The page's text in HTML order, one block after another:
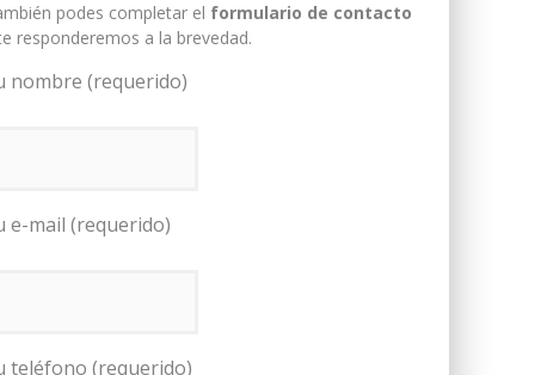
podes completar el formulario de contacto
responderemos a la brevedad.
nombre (requerido)
e-mail (requerido)
teléfono (requerido)